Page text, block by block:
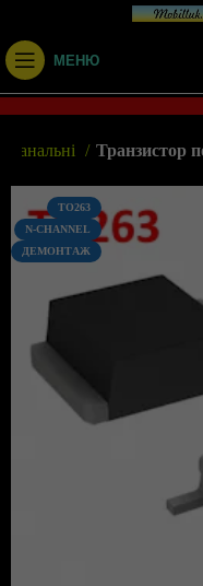
МЕНЮ
канальні Транзистор
TO263
N-CHANNEL
ДЕМОНТАЖ